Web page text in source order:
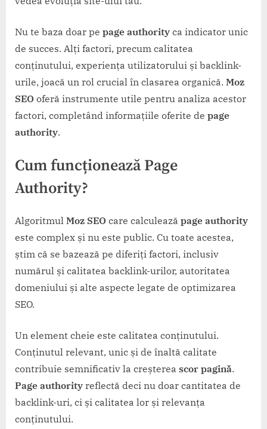
Nu te baza doar pe page authority ca indicator unic
de succes. Alți factori, precum calitatea
conținutului, experiența utilizatorului și backlink-
urile, joacă un rol crucial în clasarea organică. Moz
SEO oferă instrumente utile pentru analiza acestor
factori, completând informațiile oferite de page
authority.
Cum funcționează Page
Authority?
Algoritmul Moz SEO care calculează page authority
este complex și nu este public. Cu toate acestea,
știm că se bazează pe diferiți factori, inclusiv
numărul și calitatea backlink-urilor, autoritatea
domeniului și alte aspecte legate de optimizarea
SEO.
Un element cheie este calitatea conținutului.
Conținutul relevant, unic și de înaltă calitate
contribuie semnificativ la creșterea scor pagină.
Page authority reflectă deci nu doar cantitatea de
backlink-uri, ci și calitatea lor și relevanța
conținutului.